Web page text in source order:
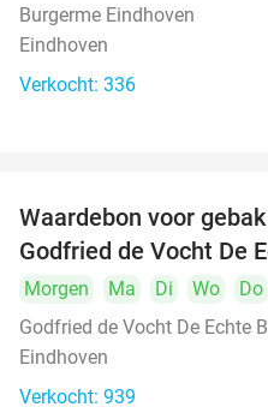
Burgerme Eindhoven
Eindhoven
Verkocht: 336
Waardebon voor
Godfried de Vocht De
Morgen Ma Di Wo
Do
Godfried de Vocht De Echte
Eindhoven
Verkocht: 939